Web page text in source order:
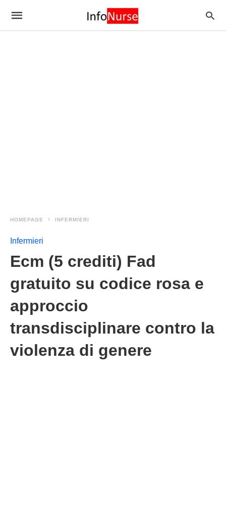
HOMEPAGE INFERMIERI
Infermieri
Ecm (5 crediti) Fad
gratuito su codice rosa e
approccio
transdisciplinare contro la
violenza di genere